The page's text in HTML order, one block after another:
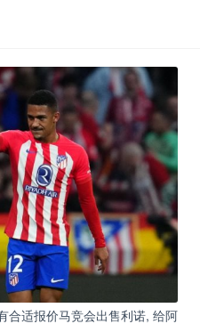
合适报价马竞会出售利诺, 给阿